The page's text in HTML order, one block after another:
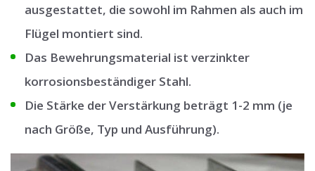
ausgestattet, die sowohl im Rahmen als auch im
Flügel montiert sind.
Das Bewehrungsmaterial ist verzinkter
korrosionsbeständiger Stahl.
Die Stärke der Verstärkung beträgt 1-2 mm (je
nach Größe, Typ und Ausführung).